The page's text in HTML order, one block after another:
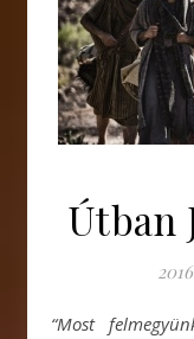
Útban
“Most felmegyünk Jeruzsálembe. Ott a főpapok és az